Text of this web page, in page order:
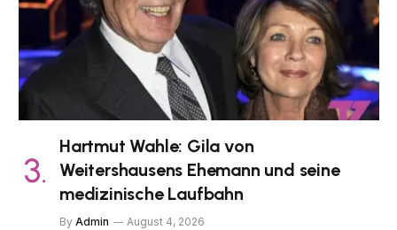
Hartmut Wahle: Gila von
Weitershausens Ehemann und seine
medizinische Laufbahn
By Admin August 4, 2026